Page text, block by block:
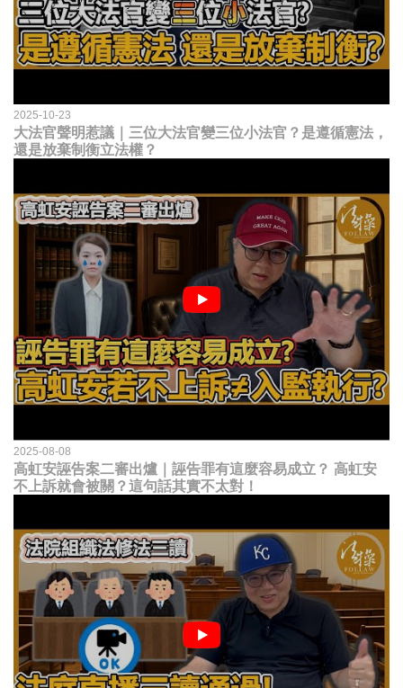
2025-10-23
大法官聲明惹議｜三位大法官變三位小法官？是遵循憲法，
還是放棄制衡立法權？
2025-08-08
高虹安誣告案二審出爐｜誣告罪有這麼容易成立？ 高虹安
不上訴就會被關？這句話其實不太對！